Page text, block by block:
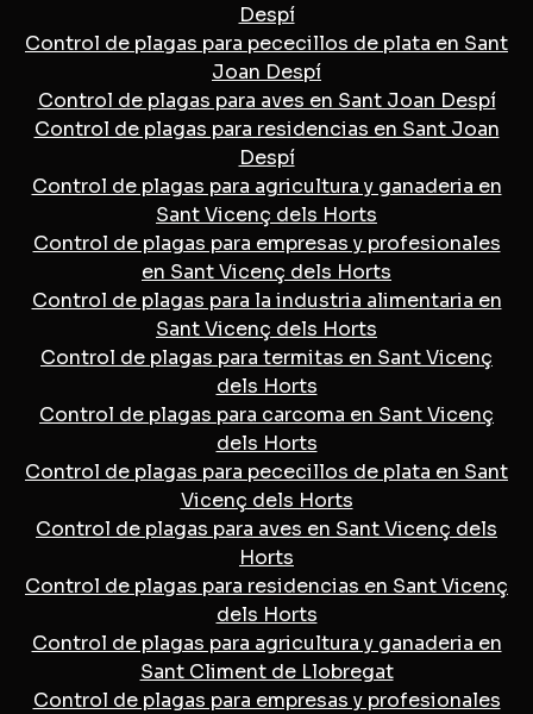
Despí
Control de plagas para pececillos de plata en Sant
Joan Despí
Control de plagas para aves en Sant Joan Despí
Control de plagas para residencias en Sant Joan
Despí
Control de plagas para agricultura y ganaderia en
Sant Vicenç dels Horts
Control de plagas para empresas y profesionales
en Sant Vicenç dels Horts
Control de plagas para la industria alimentaria en
Sant Vicenç dels Horts
Control de plagas para termitas en Sant Vicenç
dels Horts
Control de plagas para carcoma en Sant Vicenç
dels Horts
Control de plagas para pececillos de plata en Sant
Vicenç dels Horts
Control de plagas para aves en Sant Vicenç dels
Horts
Control de plagas para residencias en Sant Vicenç
dels Horts
Control de plagas para agricultura y ganaderia en
Sant Climent de Llobregat
Control de plagas para empresas y profesionales